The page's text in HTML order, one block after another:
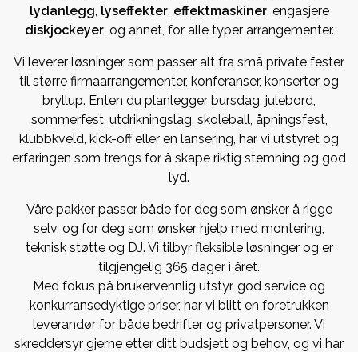
lydanlegg lyseffekter, effektmaskiner, engasjere
diskjockeyer, og annet, for alle typer arrangementer.
Vi leverer løsninger som passer alt fra små private fester
til større firmaarrangementer, konferanser, konserter og
bryllup. Enten du planlegger bursdag, julebord,
sommerfest, utdrikningslag, skoleball, åpningsfest,
klubbkveld, kick-off eller en lansering, har vi utstyret og
erfaringen som trengs for å skape riktig stemning og god
lyd.
Våre pakker passer både for deg som ønsker å rigge
selv, og for deg som ønsker hjelp med montering,
teknisk støtte og DJ. Vi tilbyr fleksible løsninger og er
tilgjengelig 365 dager i året.
Med fokus på brukervennlig utstyr, god service og
konkurransedyktige priser, har vi blitt en foretrukken
leverandør for både bedrifter og privatpersoner. Vi
skreddersyr gjerne etter ditt budsjett og behov, og vi har